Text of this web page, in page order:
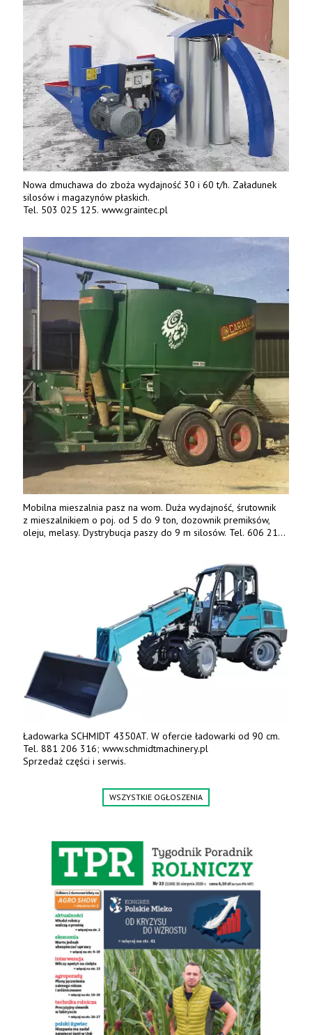
Nowa dmuchawa do zboża wydajność 30 i 60 t/h. Załadunek
silosów i magazynów płaskich.
Tel. 503 025 125. www.graintec.pl
Mobilna mieszalnia pasz na wom. Duża wydajność, śrutownik
z mieszalnikiem o poj. od 5 do 9 ton, dozownik premiksów,
oleju, melasy. Dystrybucja paszy do 9 m silosów. Tel. 606 211
Ładowarka SCHMIDT 4350AT. W ofercie ładowarki od 90 cm.
Tel. 881 206 316; www.schmidtmachinery.pl
Sprzedaż części i serwis.
WSZYSTKIE OGŁOSZENIA